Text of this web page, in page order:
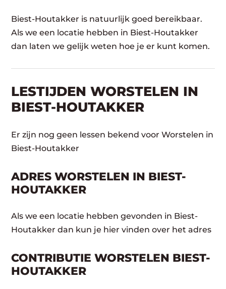
Biest-Houtakker is natuurlijk goed bereikbaar.
Als we een locatie hebben in Biest-Houtakker
dan laten we gelijk weten hoe je er kunt komen.
LESTIJDEN WORSTELEN IN
BIEST-HOUTAKKER
Er zijn nog geen lessen bekend voor Worstelen in
Biest-Houtakker
ADRES WORSTELEN IN BIEST-
HOUTAKKER
Als we een locatie hebben gevonden in Biest-
Houtakker dan kun je hier vinden over het adres
CONTRIBUTIE WORSTELEN BIEST-
HOUTAKKER